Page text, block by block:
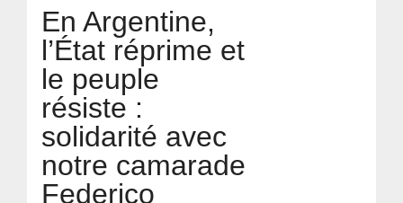
En Argentine,
l’État réprime et
le peuple
résiste :
solidarité avec
notre camarade
Federico